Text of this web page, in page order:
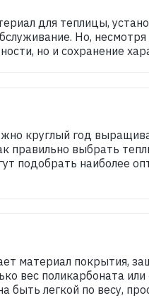
для теплицы,
Но, несмотря
но и сохранение
круглый год
выбрать
подобрать наиболее
материал покрытия,
вес поликарбоната или
быть легкой по весу,